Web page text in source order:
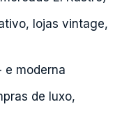
lojas vintage,
e moderna
de luxo,